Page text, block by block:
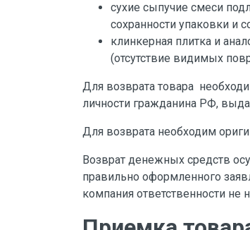
сухие сыпучие смеси
сохранности упаковки и
клинкерная плитка и
(отсутствие видимых
Для возврата товара
личности гражданина РФ,
Для возврата необходим
Возврат денежных средств
правильно оформленного
компания ответственности не